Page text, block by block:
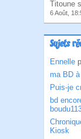
Titoune
6 Août,
Sujets
Ennelle
ma BD
Puis-je
bd
Kiosk